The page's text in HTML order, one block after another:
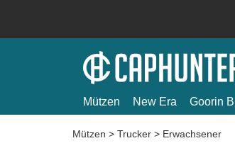
Mützen New Era Goorin
Mützen > Trucker > Erwachsener